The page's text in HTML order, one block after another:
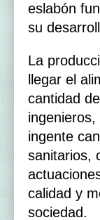
eslabón
su
La
llegar el
cantidad
ingente
sanitarios,
calidad y
sociedad.